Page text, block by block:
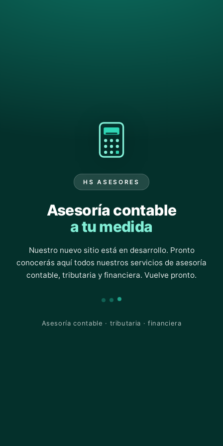
HS ASESORES
Asesoría contable
a tu medida
Nuestro nuevo sitio está en desarrollo. Pronto
conocerás aquí todos nuestros servicios de asesoría
contable, tributaria y financiera. Vuelve pronto.
Asesoría contable · tributaria · financiera